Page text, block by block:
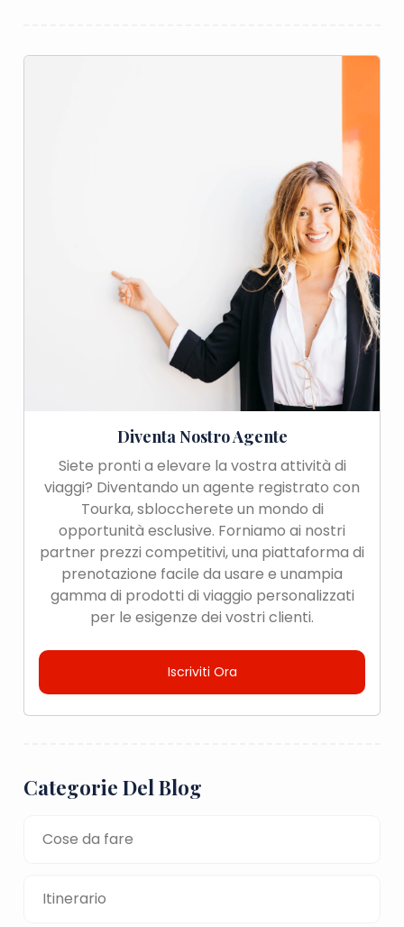
Diventa Nostro Agente
Siete pronti a elevare la vostra attività di
viaggi? Diventando un agente registrato con
Tourka, sbloccherete un mondo di
opportunità esclusive. Forniamo ai nostri
partner prezzi competitivi, una piattaforma di
prenotazione facile da usare e unampia
gamma di prodotti di viaggio personalizzati
per le esigenze dei vostri clienti.
Iscriviti Ora
Categorie Del Blog
Cose da fare
Itinerario